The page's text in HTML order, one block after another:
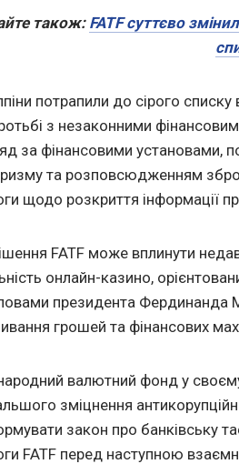
також: FATF суттєво
потрапили до сірого
з незаконними
за фінансовими установами,
та розповсюдженням
щодо розкриття інформації
FATF може вплинути
онлайн-казино,
президента Фердинанда
грошей та фінансових
валютний фонд у
зміцнення
закон про банківську
FATF перед наступною